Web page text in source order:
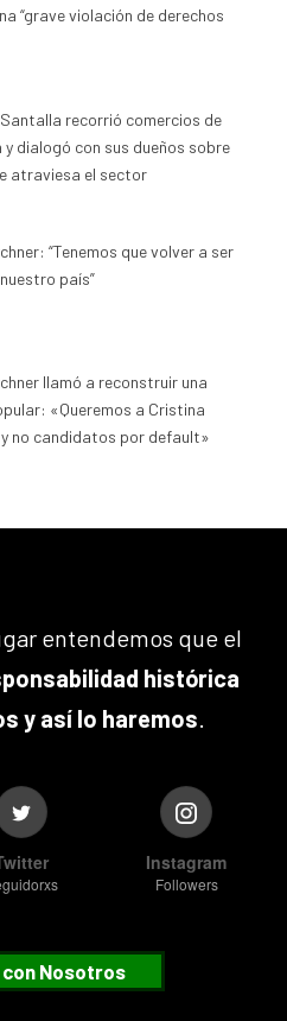
“grave violación de derechos
Santalla recorrió comercios de
y dialogó con sus dueños sobre
atraviesa el sector
“Tenemos que volver a ser
país”
llamó a reconstruir una
«Queremos a Cristina
no candidatos por default»
entendemos que el
histórica
y así lo haremos.
Instagram
Followers
Nosotros